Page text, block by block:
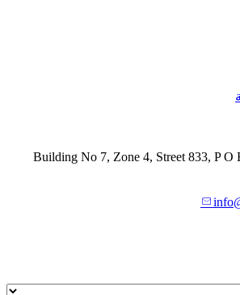
Building No 7, Zone 4, Street 833, P O